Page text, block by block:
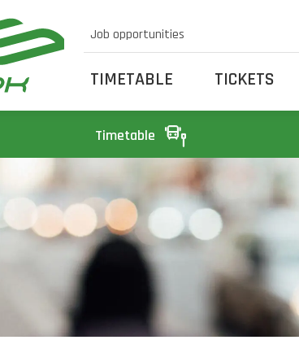
Job opportunities
TIMETABLE TICKETS
Timetable